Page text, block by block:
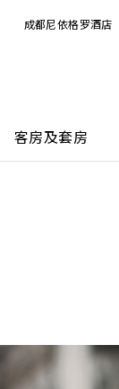
成都尼依格罗酒店
客房及套房